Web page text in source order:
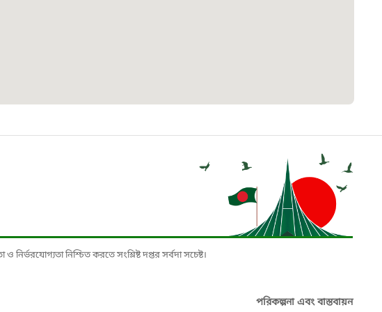
১৬১০৯
বাংলাদেশ কর্মচারী কল্যাণ বোর্ড হটলাইন
০১৯০৮৮৮৮৮৮৮
১৬১১৩
নিশ্চিত করতে সংশ্লিষ্ট দপ্তর সর্বদা সচেষ্ট।
পরিকল্পনা এবং বাস্তবায়ন